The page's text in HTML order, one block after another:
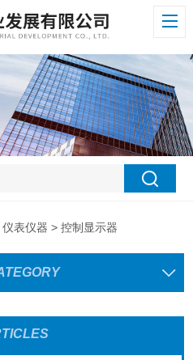
仪表仪器 > 控制显示器